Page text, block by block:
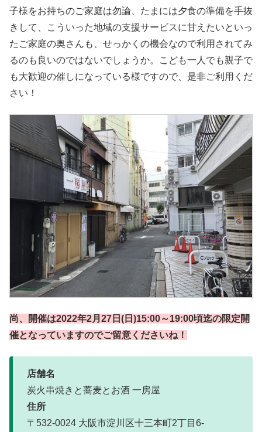
子様をお持ちのご家庭は勿論、たまには夕食の準備を手抜
きして、こういった地域の支援サービスに甘えたいといっ
たご家庭の奥さんも、せっかくの機会なので利用されてみ
るのも良いのではないでしょうか。こども一人でも親子で
も大歓迎の催しになっている様ですので、是非ご利用くだ
さい！
尚、開催は2022年2月27日(日)15:00～19:00頃迄の限定開
催となっていますのでご留意くださいね！
店舗名
炭火串焼きと蕎麦とお酒 一房屋
住所
〒532-0024 大阪市淀川区十三本町2丁目6-